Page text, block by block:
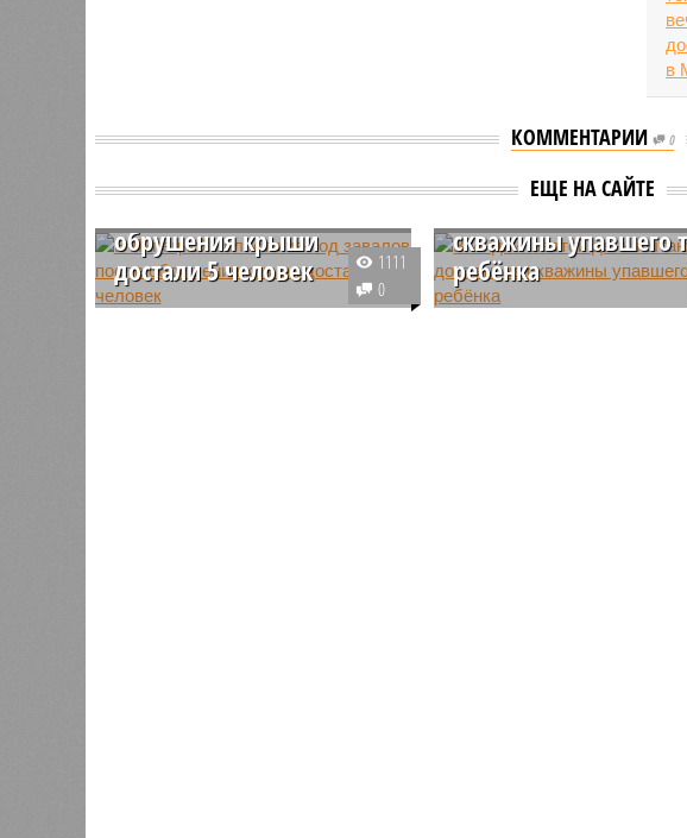
КОММЕНТАРИИ 0
ЕЩЕ НА САЙТЕ
В Липецкой области из-
обрушения крыши
достали 5 человек
Днём 19 февраля на заводе по
1111
0
В Индии шестой день
пытаются достать из
скважины упавшего
ребёнка
В индийском штате